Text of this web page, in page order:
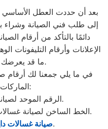
بعد أن حددت العطل الأساسي
إلى طلب فني الصيانة وشراء
دائمًا بالتأكد من أرقام
الإعلانات وأرقام التليفونات
ما قد يعرضك لعمليات النصب.
في ما يلي جمعنا لك أرقام
الماركات في رشدي:
الرقم الموحد لصيانة دايو 01010916814.
الخط الساخن لصيانة غسالات ملابس دايو 01210999852.
صيانة غسالات01096922100.